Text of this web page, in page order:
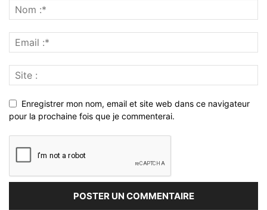
Enregistrer mon nom, email et site web dans ce navigateur
pour la prochaine fois que je commenterai.